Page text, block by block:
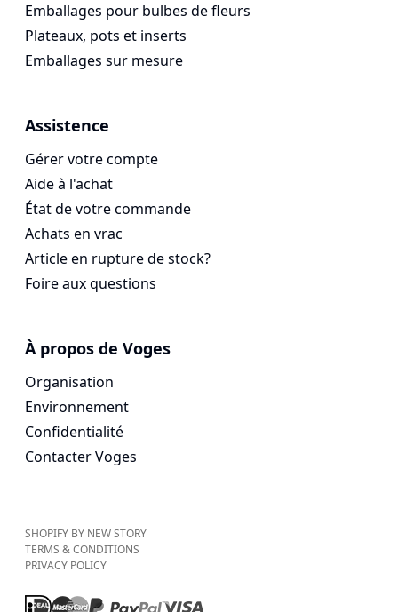
Emballages pour bulbes de fleurs
Plateaux, pots et inserts
Emballages sur mesure
Assistence
Gérer votre compte
Aide à l'achat
État de votre commande
Achats en vrac
Article en rupture de stock?
Foire aux questions
À propos de Voges
Organisation
Environnement
Confidentialité
Contacter Voges
SHOPIFY BY NEW STORY
TERMS & CONDITIONS
PRIVACY POLICY